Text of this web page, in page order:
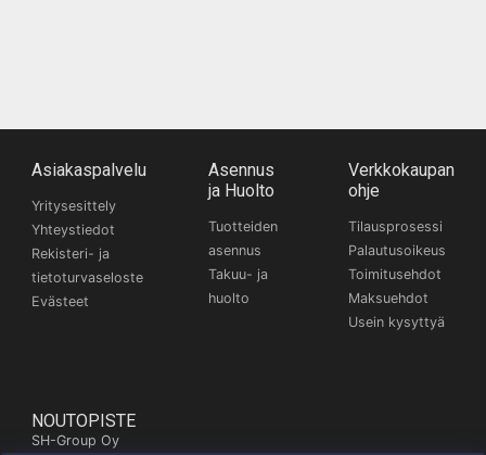
Asiakaspalvelu
Yritysesittely
Yhteystiedot
Rekisteri- ja
tietoturvaseloste
Evästeet
Asennus
ja Huolto
Tuotteiden
asennus
Takuu- ja
huolto
Verkkokaupan
ohje
Tilausprosessi
Palautusoikeus
Toimitusehdot
Maksuehdot
Usein kysyttyä
NOUTOPISTE
SH-Group Oy